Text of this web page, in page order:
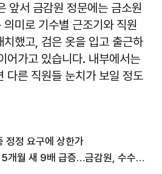
앞서 금감원 정문에는 금소원
미로 기수별 근조기와 직원
했고, 검은 옷을 입고 출근하
어가고 있습니다. 내부에서는
다른 직원들 눈치가 보일 정도
정정 요구에 상한가
은행 ETF 신탁 판매액 5개월 새 9배 급증…금감원, 수수료 체계 손본다